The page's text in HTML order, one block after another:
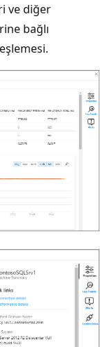
ve diğer
bağlı